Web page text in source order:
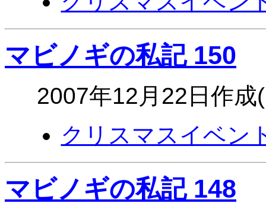
マビノギの私記 150
2007年12月22日作
クリスマスイベン
マビノギの私記 148